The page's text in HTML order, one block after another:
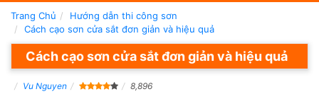
Trang Chủ
Hướng dẫn thi công sơn
Cách cạo sơn cửa sắt đơn giản và hiệu quả
Cách cạo sơn cửa sắt đơn giản và hiệu quả
Vu Nguyen 8,896